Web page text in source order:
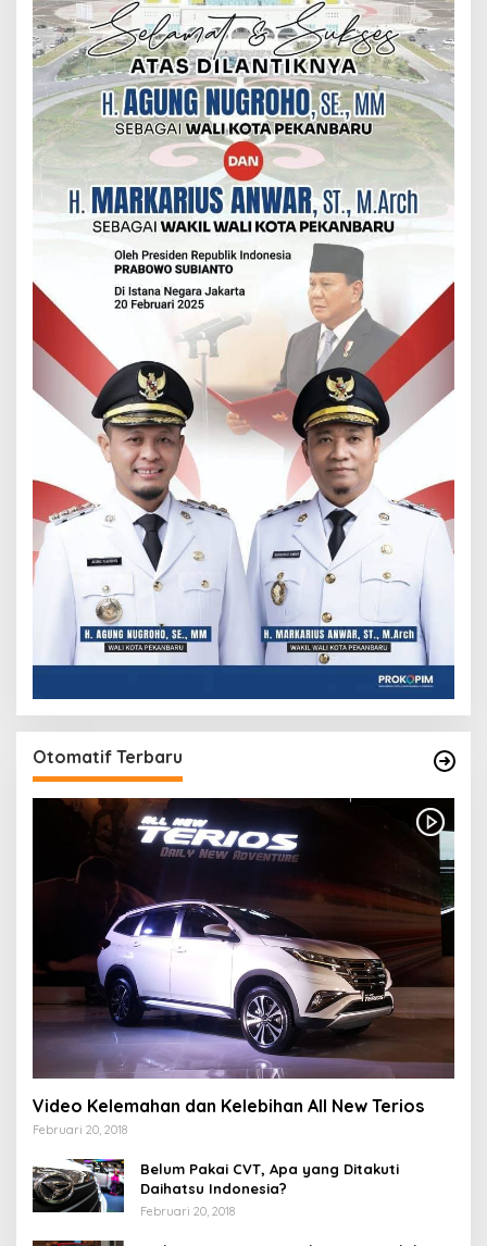
Otomatif Terbaru
Video Kelemahan dan Kelebihan All New Terios
Februari 20, 2018
Belum Pakai CVT, Apa yang Ditakuti
Daihatsu Indonesia?
Februari 20, 2018